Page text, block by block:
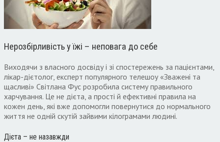
Нерозбірливість у їжі – неповага до себе
Виходячи з власного досвіду і зі спостережень за пацієнтами,
лікар-дієтолог, експерт популярного телешоу «Зважені та
щасливі» Світлана Фус розробила систему правильного
харчування. Це не дієта, а прості й ефективні правила на
кожен день, які вже допомогли повернутися до нормального
життя не одній скутій зайвими кілограмами людині.
Дієта – не назавжди